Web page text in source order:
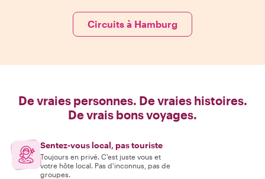
Circuits à Hamburg
De vraies personnes. De vraies histoires.
De vrais bons voyages.
Sentez-vous local, pas touriste
Toujours en privé. C'est juste vous et
votre hôte local. Pas d'inconnus, pas de
groupes.